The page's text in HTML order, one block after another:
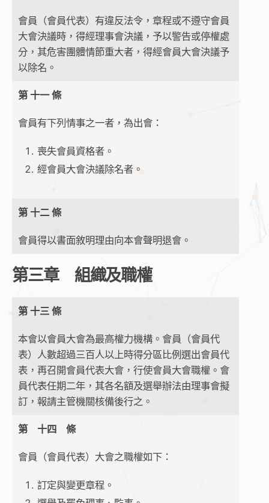
會員（會員代表）有違反法令，章程或不遵守會員
大會決議時，得經理事會決議，予以警告或停權處
分，其危害團體情節重大者，得經會員大會決議予
以除名。
第 十一 條
會員有下列情事之一者，為出會：
喪失會員資格者。
經會員大會決議除名者。
第 十二 條
會員得以書面敘明理由向本會聲明退會。
第三章 組織及職權
第 十三 條
本會以會員大會為最高權力機構。會員（會員代
表）人數超過三百人以上時得分區比例選出會員代
表，再召開會員代表大會，行使會員大會職權。會
員代表任期二年，其各名額及選舉辦法由理事會擬
訂，報請主管機關核備後行之。
第 十四 條
會員（會員代表）大會之職權如下：
訂定與變更章程。